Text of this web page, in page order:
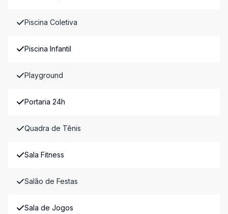
Piscina Coletiva
Piscina Infantil
Playground
Portaria 24h
Quadra de Tênis
Sala Fitness
Salão de Festas
Sala de Jogos